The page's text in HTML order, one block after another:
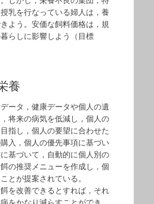
乳を行なっている婦人は，養
よう。安価な飼料価格は，規
らしに影響しよう（目標
養
ータ，健康データや個人の遺
将来の病気を低減し，個人の
指し，個人の要望に合わせた
入，個人の優先事項に基づい
基づいて，自動的に個人別の
の推奨メニューを作成し，個
とが提案されている。
を改善できるとすれば，それ
をかなり減らすことができ，